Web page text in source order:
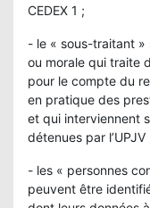
CEDEX 1 ;
- le « sous-traitant »
ou morale qui traite
pour le compte du
en pratique des
et qui interviennent
détenues par l’UPJV
- les « personnes
peuvent être